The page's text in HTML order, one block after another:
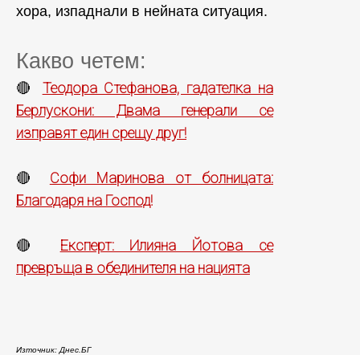
хора, изпаднали в нейната ситуация.
Какво четем:
🔴 Теодора Стефанова, гадателка на
Берлускони: Двама генерали се
изправят един срещу друг!
🔴 Софи Маринова от болницата:
Благодаря на Господ!
🔴 Експерт: Илияна Йотова се
превръща в обединителя на нацията
Източник: Днес.БГ